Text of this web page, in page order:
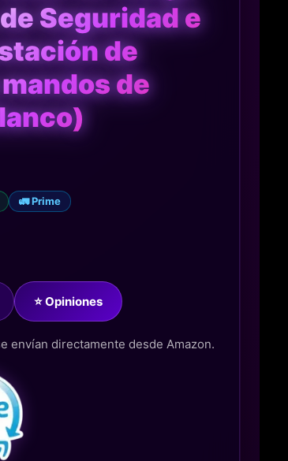
Seguridad e
de
de
🚛 Prime
⭐ Opiniones
envían directamente desde Amazon.